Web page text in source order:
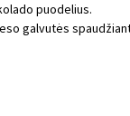
puodelius.
galvutės